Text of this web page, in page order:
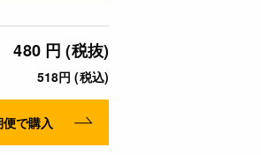
480 円 (税抜)
518円 (税込)
で購入